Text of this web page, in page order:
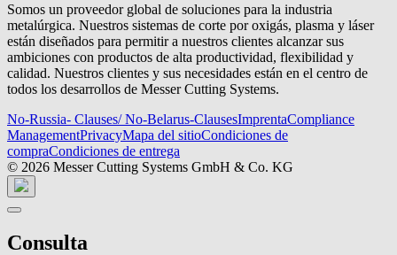
Somos un proveedor global de soluciones para la industria
metalúrgica. Nuestros sistemas de corte por oxigás, plasma y láser
están diseñados para permitir a nuestros clientes alcanzar sus
ambiciones con productos de alta productividad, flexibilidad y
calidad. Nuestros clientes y sus necesidades están en el centro de
todos los desarrollos de Messer Cutting Systems.
No-Russia- Clauses/ No-Belarus-ClausesImprentaCompliance
ManagementPrivacyMapa del sitioCondiciones de
compraCondiciones de entrega
© 2026 Messer Cutting Systems GmbH & Co. KG
Consulta